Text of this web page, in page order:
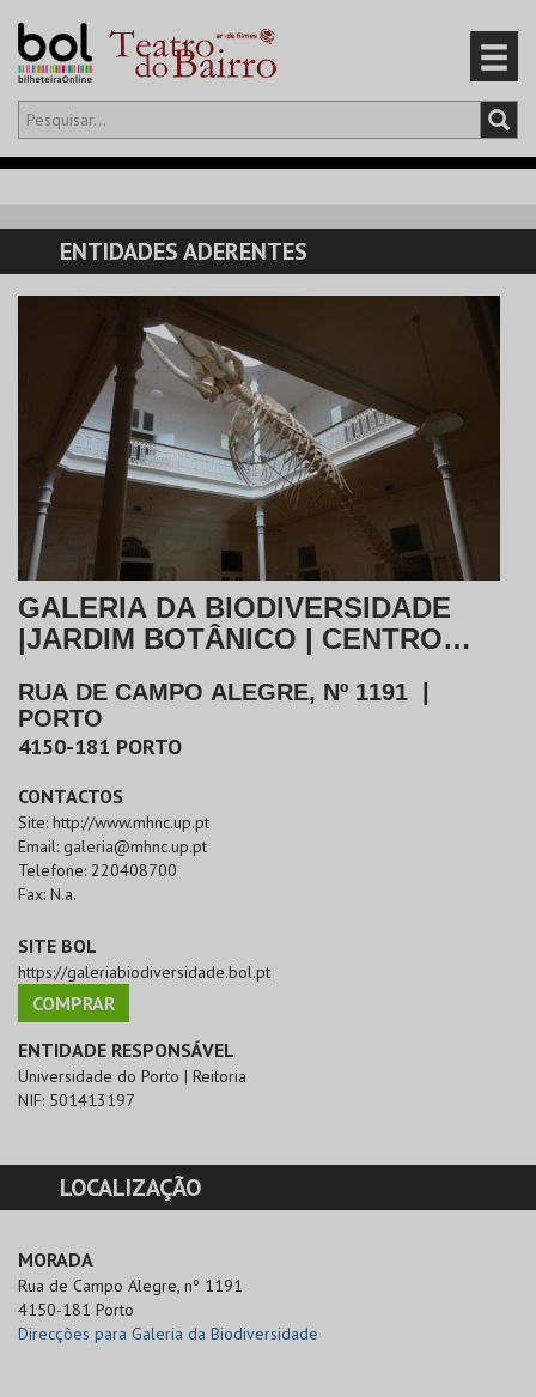
Olá,iniciar sessão
CARRINHO
EVENTOS
PRODUTOS
ENTIDADES ADERENTES
GALERIA DA BIODIVERSIDADE
|JARDIM BOTÂNICO | CENTRO
RUA DE CAMPO ALEGRE, Nº 1191 |
PORTO
4150-181 PORTO
CONTACTOS
Site: http://www.mhnc.up.pt
Email: galeria@mhnc.up.pt
Telefone: 220408700
Fax: N.a.
SITE BOL
https://galeriabiodiversidade.bol.pt
COMPRAR
ENTIDADE RESPONSÁVEL
Universidade do Porto | Reitoria
NIF: 501413197
LOCALIZAÇÃO
MORADA
Rua de Campo Alegre, nº 1191
4150-181 Porto
Direcções para Galeria da Biodiversidade